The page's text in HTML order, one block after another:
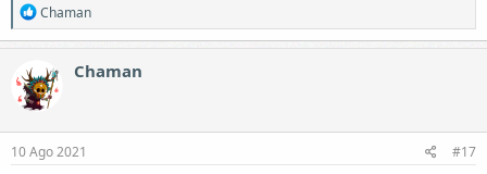
R
e
a
c
i
o
n
e
Chaman
Chaman
10 Ago 2021 #17